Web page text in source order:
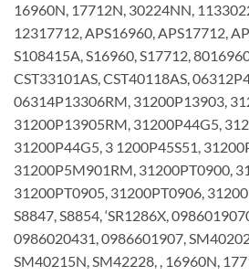
16960N, 17712N, 30224NN,
12317712, APS16960, APS17712,
S108415A, S16960, S17712,
CST33101AS, CST40118AS,
06314P13306RM, 31200P13903,
31200P13905RM, 31200P44G5,
31200P44G5, 3 1200P45S51,
31200P5M901RM, 31200PT0900,
31200PT0905, 31200PT0906,
S8847, S8854, ‘SR1286X,
0986020431, 0986601907,
SM40215N, SM42228, , 16960N,